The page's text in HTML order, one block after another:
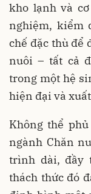
kho lạnh và
nghiệm, kiểm
chế đặc thù để
nuôi – tất cả
trong một hệ
hiện đại và
Không thể
ngành Chăn
trình dài, đầy
thách thức đó